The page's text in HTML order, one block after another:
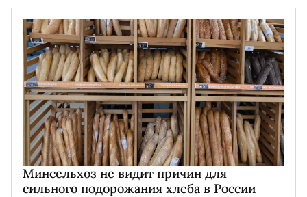
Минсельхоз не видит причин для
сильного подорожания хлеба в России